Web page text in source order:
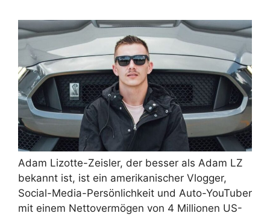
Adam Lizotte-Zeisler, der besser als Adam LZ
bekannt ist, ist ein amerikanischer Vlogger,
Social-Media-Persönlichkeit und Auto-YouTuber
mit einem Nettovermögen von 4 Millionen US-